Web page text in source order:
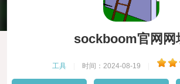
sockboom官网网
工具 时间：2024-08-19